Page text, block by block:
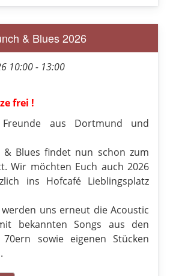
& Blues 2026
10:00- 13:00
frei !
aus Dortmund und
& Blues findet nun schon zum
Wir möchten Euch auch 2026
ins Hofcafé Lieblingsplatz
werden uns erneut die Acoustic
bekannten Songs aus den
sowie eigenen Stücken